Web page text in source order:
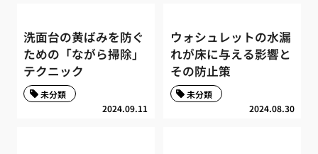
洗面台の黄ばみを防ぐ
ための「ながら掃除」
テクニック
2024.09.11
未分類
ウォシュレットの水漏
れが床に与える影響と
その防止策
2024.08.30
未分類